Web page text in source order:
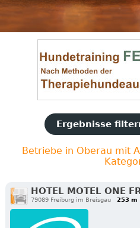
Ergebnisse
Betriebe in Oberau mit
HOTEL MOTEL ONE
79089 Freiburg im Breisgau 253 m